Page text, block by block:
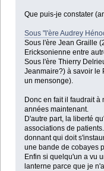
Que puis-je constater
Sous "l'ère Audrey
Sous l'ère Jean Graille
Ericksonienne entre
Sous l'ère Thierry
Jeanmaire?) à savoir le
un mensonge).
Donc en fait il faudrait
années maintenant.
D'autre part, la liberté
associations de
donnant qui doit
une bande de cobayes
Enfin si quelqu'un a vu
lanterne parce que je